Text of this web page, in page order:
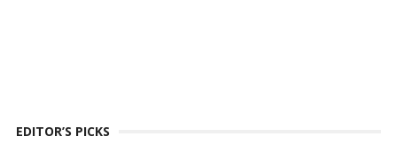
EDITOR’S PICKS